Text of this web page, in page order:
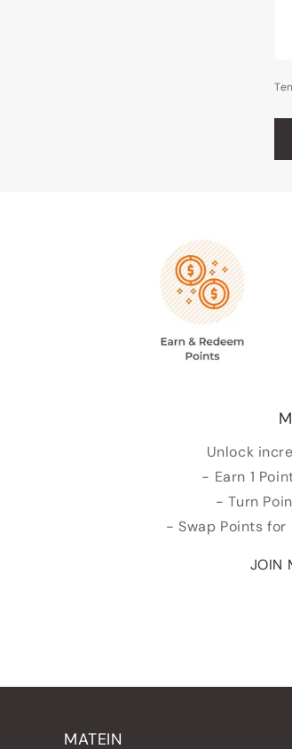
Unlock
- Earn 1
- Turn
- Swap Points for
JOIN
MATEIN